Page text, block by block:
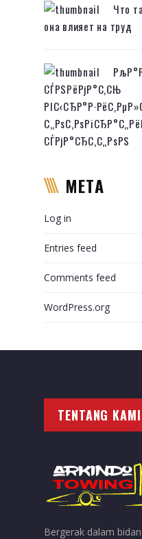
Что
она влияет на труд
СЃРЅРёРјР°С‚СЊ
СЃРјР°СЂС‚С„РѕРЅ
META
Log in
Entries feed
Comments feed
WordPress.org
TENTANG KAMI
Bergerak dalam